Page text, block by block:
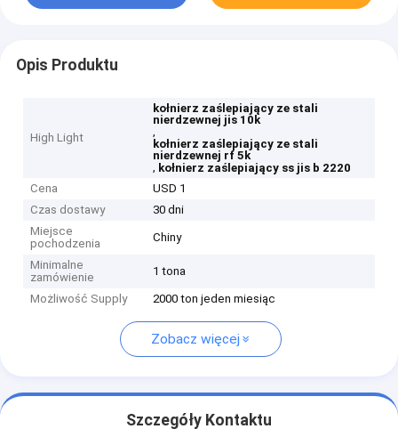
Opis Produktu
High Light
kołnierz zaślepiający ze stali
nierdzewnej jis 10k
,
kołnierz zaślepiający ze stali
nierdzewnej rf 5k
, kołnierz zaślepiający ss jis b 2220
Cena
USD 1
Czas dostawy
30 dni
Miejsce
pochodzenia
Chiny
Minimalne
zamówienie
1 tona
Możliwość Supply 2000 ton jeden miesiąc
Zobacz więcej
Szczegóły Kontaktu